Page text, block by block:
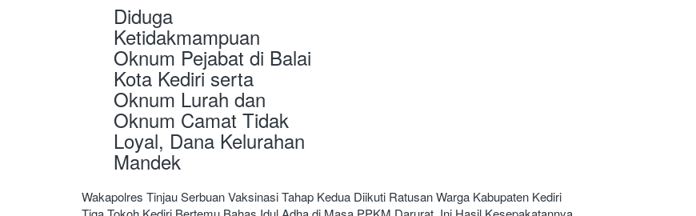
Diduga
Ketidakmampuan
Oknum Pejabat di Balai
Kota Kediri serta
Oknum Lurah dan
Oknum Camat Tidak
Loyal, Dana Kelurahan
Mandek
Navigasi
Wakapolres Tinjau Serbuan Vaksinasi Tahap Kedua Diikuti Ratusan Warga Kabupaten Kediri